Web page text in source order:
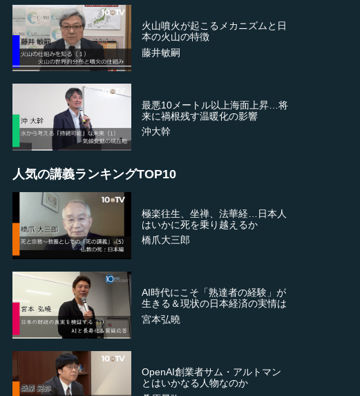
火山噴火が起こるメカニズムと日
本の火山の特徴
藤井敏嗣
最悪10メートル以上海面上昇…将
来に禍根残す温暖化の影響
沖大幹
人気の講義ランキングTOP10
極楽往生、坐禅、法華経…日本人
はいかに死を乗り越えるか
橋爪大三郎
AI時代にこそ「熟達者の経験」が
生きる＆現状の日本経済の実情は
宮本弘曉
OpenAI創業者サム・アルトマン
とはいかなる人物なのか